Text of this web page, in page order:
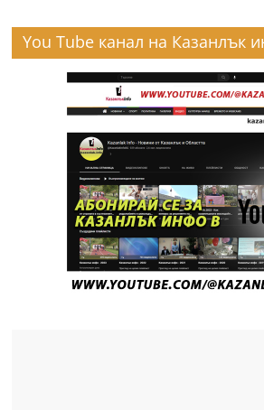
You Tube канал на Казанлък